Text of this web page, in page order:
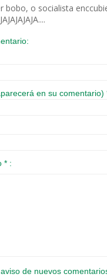
bobo, o socialista
en su comentario)
* :
de nuevos